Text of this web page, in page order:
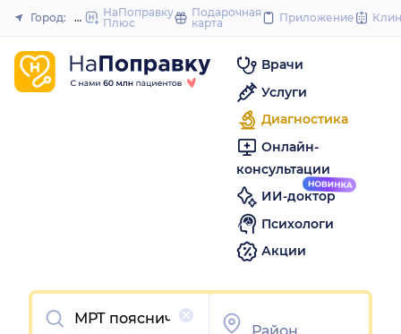
to
Закрыть
Город: Новый Уренгой
НаПоправку
Плюс
Подарочная
карта
Приложение
Врачи
Услуги
Диагностика
Онлайн-
консультации
ИИ-доктор
Психологи
Акции
Очистить